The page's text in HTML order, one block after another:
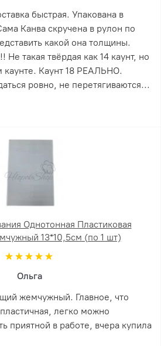
быстрая. Упакована в
Канва скручена в рулон по
какой она толщины.
такая твёрдая как 14 каунт, но
каунте. Каунт 18 РЕАЛЬНО.
ровно, не перетягиваются...
Однотонная Пластиковая
13*10,5см (по 1 шт)
Ольга
жемчужный. Главное, что
легко можно
приятной в работе, вчера купила